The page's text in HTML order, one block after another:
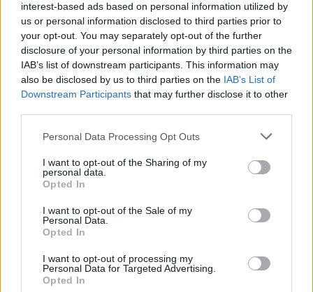
interest-based ads based on personal information utilized by
us or personal information disclosed to third parties prior to
your opt-out. You may separately opt-out of the further
disclosure of your personal information by third parties on the
IAB’s list of downstream participants. This information may
also be disclosed by us to third parties on the IAB’s List of
Downstream Participants that may further disclose it to other
Personal Data Processing Opt Outs
I want to opt-out of the Sharing of my
personal data.
Opted In
I want to opt-out of the Sale of my
Personal Data.
Opted In
I want to opt-out of processing my
Personal Data for Targeted Advertising.
Opted In